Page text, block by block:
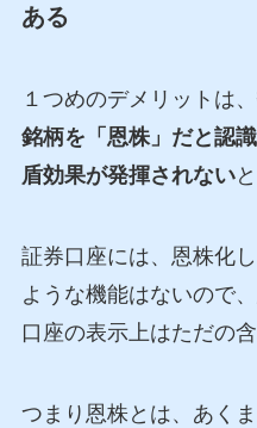
ある
１つめのデメリットは、
銘柄を「恩株」だと認
盾効果が発揮されない
証券口座には、恩株化
ような機能はないので
口座の表示上はただの含
つまり恩株とは、あく